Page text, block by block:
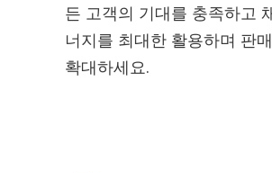
든 고객의 기대를 충족하고
너지를 최대한 활용하며 판
확대하세요.